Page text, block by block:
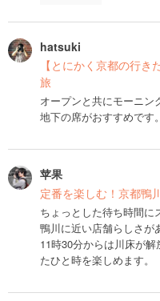
hatsuki
【とにかく京都の行
旅
オープンと共にモーニン
地下の席がおすすめです。
苹果
定番を楽しむ！京都鴨
ちょっとした待ち時間に
鴨川に近い店舗らしさが
11時30分からは川床が
たひと時を楽しめます。